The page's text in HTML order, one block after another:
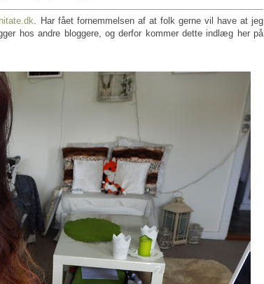
. Har fået fornemmelsen af at folk gerne vil have at jeg
hos andre bloggere, og derfor kommer dette indlæg her på